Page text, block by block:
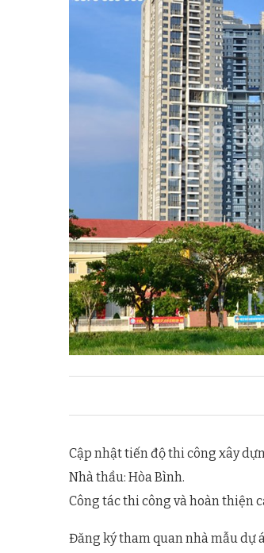
Cập nhật tiến độ thi công xây
Nhà thầu: Hòa Bình.
Công tác thi công và hoàn thiện
Đăng ký tham quan nhà mẫu dự